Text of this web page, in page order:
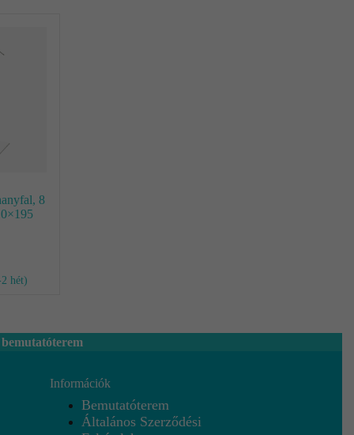
8
hét)
Információk
Bemutatóterem
Általános Szerződési